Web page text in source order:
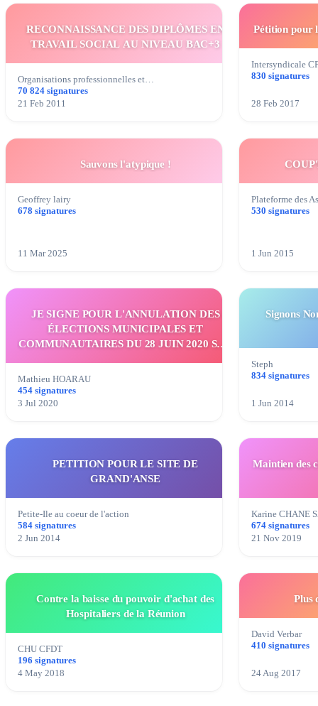
RECONNAISSANCE DES DIPLÔMES EN
TRAVAIL SOCIAL AU NIVEAU BAC+3
Organisations professionnelles et…
70 824 signatures
21 Feb 2011
Pétition pour
Intersyndicale
830 signatures
28 Feb 2017
Sauvons l'atypique !
Geoffrey lairy
678 signatures
11 Mar 2025
Plateforme des
530 signatures
1 Jun 2015
JE SIGNE POUR L'ANNULATION DES
ÉLECTIONS MUNICIPALES ET
COMMUNAUTAIRES DU 28 JUIN 2020 SUR
Mathieu HOARAU
454 signatures
3 Jul 2020
Signons
Steph
834 signatures
1 Jun 2014
PETITION POUR LE SITE DE
GRAND'ANSE
Petite-Ile au coeur de l'action
584 signatures
2 Jun 2014
Maintien des
Karine CHANE
674 signatures
21 Nov 2019
Contre la baisse du pouvoir d'achat des
Hospitaliers de la Réunion
CHU CFDT
196 signatures
4 May 2018
Plus
David Verbar
410 signatures
24 Aug 2017